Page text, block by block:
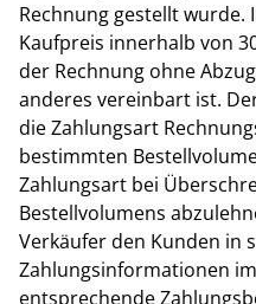
Rechnung gestellt wurde.
Kaufpreis innerhalb von
der Rechnung ohne
anderes vereinbart ist.
die Zahlungsart
bestimmten
Zahlungsart bei
Bestellvolumens
Verkäufer den Kunden in
Zahlungsinformationen
entsprechende